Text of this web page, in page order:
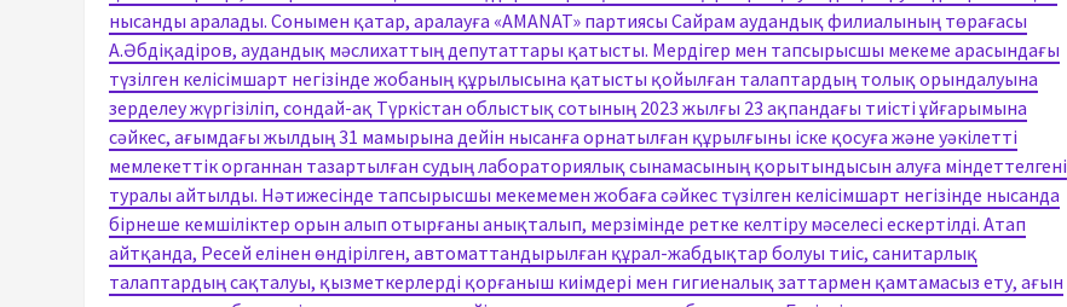
нысанды аралады. Сонымен қатар, аралауға «AMANAT» партиясы Сайрам аудандық филиалының төрағасы
А.Әбдіқадіров, аудандық мәслихаттың депутаттары қатысты. Мердігер мен тапсырысшы мекеме арасындағы
түзілген келісімшарт негізінде жобаның құрылысына қатысты қойылған талаптардың толық орындалуына
зерделеу жүргізіліп, сондай-ақ Түркістан облыстық сотының 2023 жылғы 23 ақпандағы тиісті ұйғарымына
сәйкес, ағымдағы жылдың 31 мамырына дейін нысанға орнатылған құрылғыны іске қосуға және уәкілетті
мемлекеттік органнан тазартылған судың лабораториялық сынамасының қорытындысын алуға міндеттелгені
туралы айтылды. Нәтижесінде тапсырысшы мекемемен жобаға сәйкес түзілген келісімшарт негізінде нысанда
бірнеше кемшіліктер орын алып отырғаны анықталып, мерзімінде ретке келтіру мәселесі ескертілді. Атап
айтқанда, Ресей елінен өндірілген, автоматтандырылған құрал-жабдықтар болуы тиіс, санитарлық
талаптардың сақталуы, қызметкерлерді қорғаныш киімдері мен гигиеналық заттармен қамтамасыз ету, ағын